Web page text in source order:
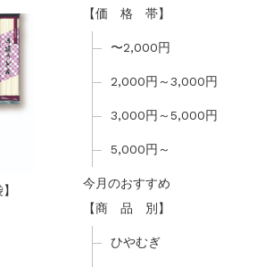
【価 格 帯】
〜2,000円
2,000円～3,000円
3,000円～5,000円
5,000円～
今月のおすすめ
【商 品 別】
ひやむぎ